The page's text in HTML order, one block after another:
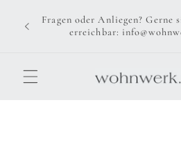
zum
Inhalt
Fragen oder Anliegen? Gerne
erreichbar: